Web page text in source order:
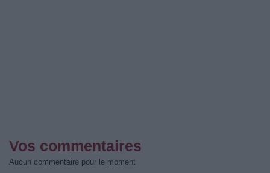
Vos commentaires
Aucun commentaire pour le moment